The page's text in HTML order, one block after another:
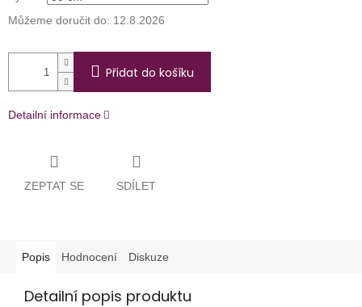
Můžeme doručit do: 12.8.2026
Přidat do košíku
Detailní informace
ZEPTAT SE SDÍLET
Popis Hodnocení Diskuze
Detailní popis produktu